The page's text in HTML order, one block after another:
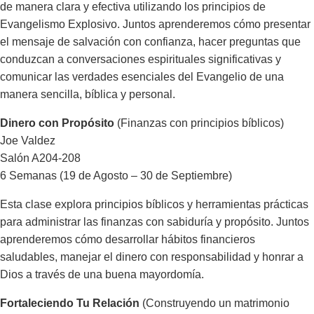
de manera clara y efectiva utilizando los principios de
Evangelismo Explosivo. Juntos aprenderemos cómo presentar
el mensaje de salvación con confianza, hacer preguntas que
conduzcan a conversaciones espirituales significativas y
comunicar las verdades esenciales del Evangelio de una
manera sencilla, bíblica y personal.
Dinero con Propósito (Finanzas con principios bíblicos)
Joe Valdez
Salón A204-208
6 Semanas (19 de Agosto – 30 de Septiembre)
Esta clase explora principios bíblicos y herramientas prácticas
para administrar las finanzas con sabiduría y propósito. Juntos
aprenderemos cómo desarrollar hábitos financieros
saludables, manejar el dinero con responsabilidad y honrar a
Dios a través de una buena mayordomía.
Fortaleciendo Tu Relación (Construyendo un matrimonio